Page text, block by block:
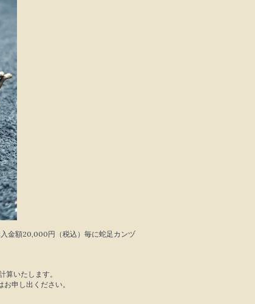
金額20,000円（税込）毎に蛇足カンヅ
いたします。
申し出ください。